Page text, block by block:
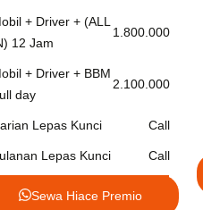
+ Driver + (ALL
12 Jam
1.800.000
+ Driver + BBM
day
2.100.000
Lepas Kunci Call
Lepas Kunci Call
Sewa Hiace Premio